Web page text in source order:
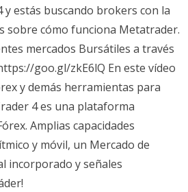
estás buscando brokers con la
sobre cómo funciona Metatrader.
mercados Bursátiles a través
goo.gl/zkE6lQ En este vídeo
y demás herramientas para
4 es una plataforma
Amplias capacidades
y móvil, un Mercado de
incorporado y señales